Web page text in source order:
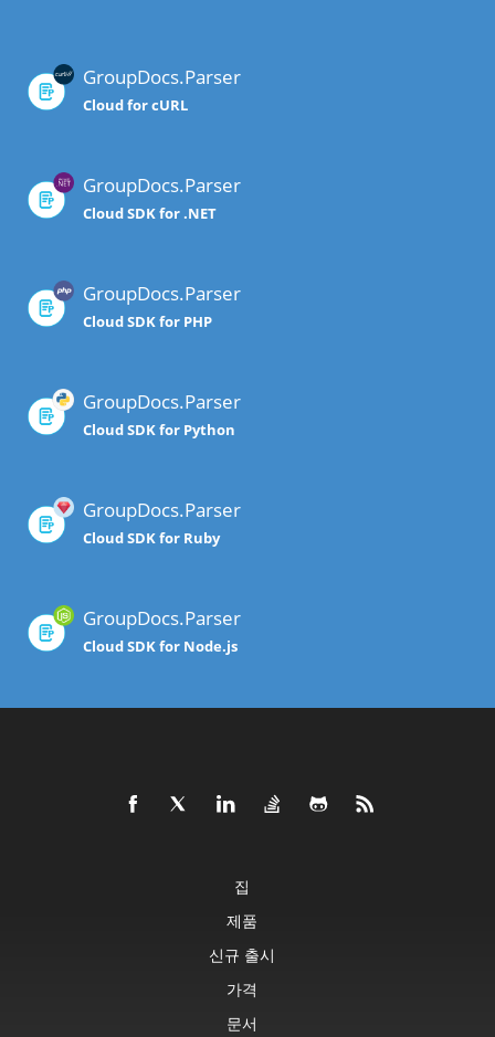
GroupDocs.Parser
Cloud for cURL
GroupDocs.Parser
Cloud SDK for .NET
GroupDocs.Parser
Cloud SDK for PHP
GroupDocs.Parser
Cloud SDK for Python
GroupDocs.Parser
Cloud SDK for Ruby
GroupDocs.Parser
Cloud SDK for Node.js
집
제품
신규 출시
가격
문서